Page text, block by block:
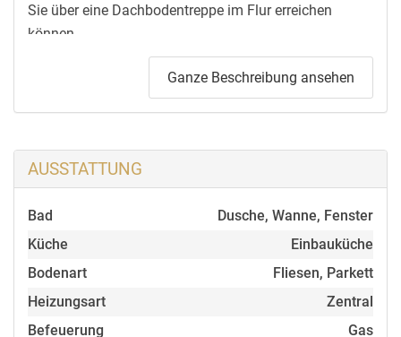
Sie über eine Dachbodentreppe im Flur erreichen
können.
Die Wohnung beinhaltet ein kleines Kinderzimmer, ein
komfortables Schlafzimmer sowie ein sonniges
welche mit einer modernen Einbauküche ausgestattet
ist. Das High Light ist jedoch der Balkon in begehrter
entspannen und Ihre Seele baumeln lassen.
Abgerundet wird dieses interessante Angebot noch
Tiefgaragenstellplatz.
Ganze Beschreibung ansehen
AUSSTATTUNG
Bad
Dusche, Wanne, Fenster
Küche
Einbauküche
Bodenart
Fliesen, Parkett
Heizungsart
Zentral
Befeuerung
Gas